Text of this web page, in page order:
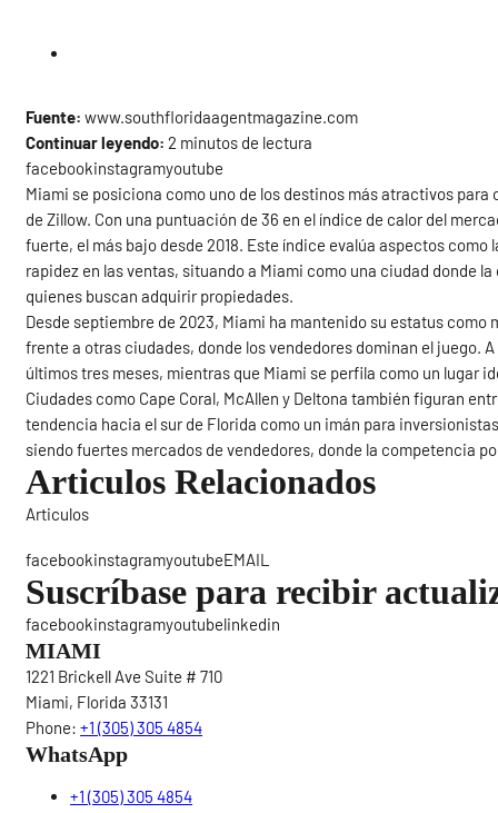
Fuente: www.southfloridaagentmagazine.com
Continuar leyendo: 2 minutos de lectura
facebookinstagramyoutube
Miami se posiciona como uno de los destinos más atractivos
de Zillow. Con una puntuación de 36 en el índice de calor del
fuerte, el más bajo desde 2018. Este índice evalúa aspectos
rapidez en las ventas, situando a Miami como una ciudad donde
quienes buscan adquirir propiedades.
Desde septiembre de 2023, Miami ha mantenido su estatus
frente a otras ciudades, donde los vendedores dominan el juego.
últimos tres meses, mientras que Miami se perfila como un lugar
Ciudades como Cape Coral, McAllen y Deltona también figuran
tendencia hacia el sur de Florida como un imán para
siendo fuertes mercados de vendedores, donde la competencia
Articulos Relacionados
Articulos
facebookinstagramyoutubeEMAIL
Suscríbase para recibir
facebookinstagramyoutubelinkedin
MIAMI
1221 Brickell Ave Suite # 710
Miami, Florida 33131
Phone: +1 (305) 305 4854
WhatsApp
+1 (305) 305 4854